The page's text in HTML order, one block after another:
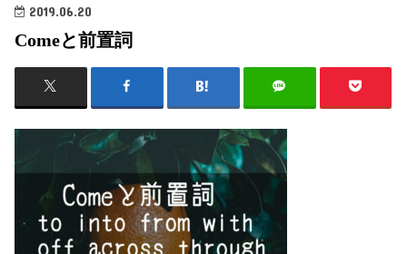
2019.06.20
Comeと前置詞